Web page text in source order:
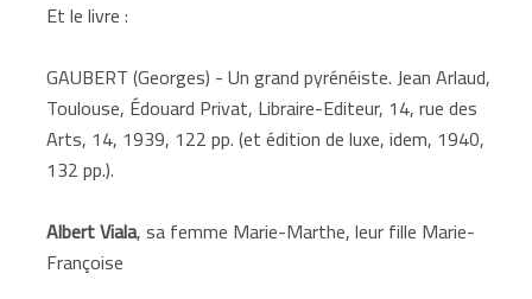
Et le livre :
GAUBERT (Georges) - Un grand pyrénéiste. Jean Arlaud,
Toulouse, Édouard Privat, Libraire-Editeur, 14, rue des
Arts, 14, 1939, 122 pp. (et édition de luxe, idem, 1940,
132 pp.).
Albert Viala, sa femme Marie-Marthe, leur fille Marie-
Françoise